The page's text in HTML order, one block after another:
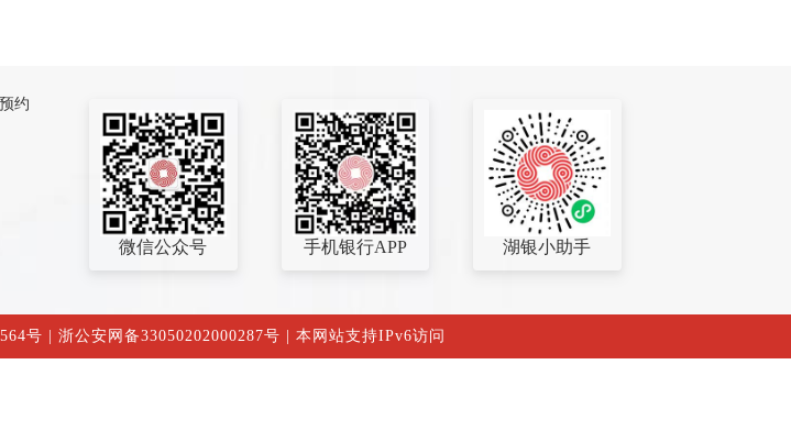
约
微信公众号 手机银行APP 湖银小助手
号 | 浙公安网备33050202000287号 | 本网站支持IPv6访问